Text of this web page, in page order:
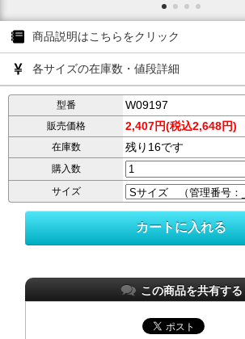
商品説明はこちらをクリック
各サイズの在庫数・値段詳細
型番 W09197
販売価格 2,407円(税込2,648円)
在庫数 残り16です
購入数
サイズ
この商品を共有する